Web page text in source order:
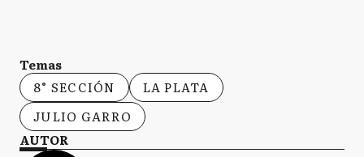
Temas
8° SECCIÓN
LA PLATA
JULIO GARRO
AUTOR